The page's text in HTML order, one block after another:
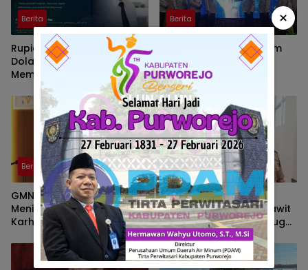
Berita
Rupiah Kian Melemah,
Dolar AS Hampir Rp18.100:
Membaca Tekanan Global
dan Domesti
Berita
Program Strategi Sistem
Prioritas Jalan Mantap
Diluncurkan, Wabup
Brebes Jelaskan
Tujuannya
Berita
GMNI Sumsel Soroti
Meningkatnya Zona Merah
Karhutla, Desak
Pemerintah Perkuat
Mitigasi dan Penegakan
Hukum
Berita
Wakil Ketua DPRD PALI
Soroti Pabrik Kelapa Sawit
di Talang Ubi yang Diduga
Beroperasi Tanpa AMDAL
×